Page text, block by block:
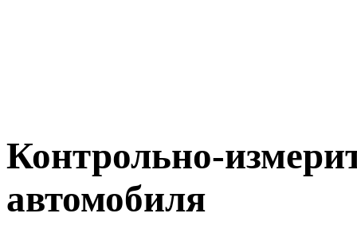
Контрольно-
автомобиля